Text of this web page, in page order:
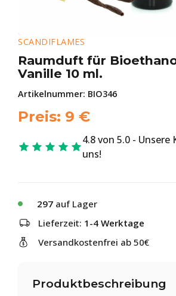
SCANDIFLAMES
Raumduft für
Vanille 10 ml.
Artikelnummer: BIO346
Preis: 9 €
4.8 von 5.0 - Unsere
uns!
297 auf Lager
Lieferzeit: 1-4 Werktage
Versandkostenfrei ab 50€
Produktbeschreibung